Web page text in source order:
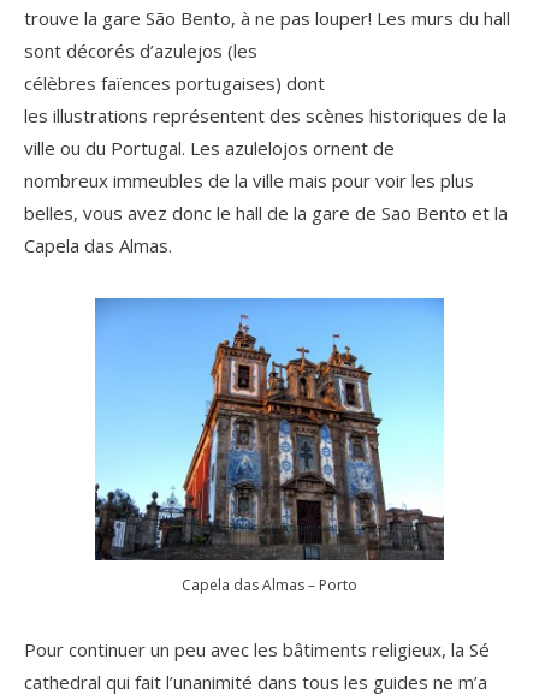
trouve la gare São Bento, à ne pas louper! Les murs du hall
sont décorés d’azulejos (les
célèbres faïences portugaises) dont
les illustrations représentent des scènes historiques de la
ville ou du Portugal. Les azulelojos ornent de
nombreux immeubles de la ville mais pour voir les plus
belles, vous avez donc le hall de la gare de Sao Bento et la
Capela das Almas.
Capela das Almas – Porto
Pour continuer un peu avec les bâtiments religieux, la Sé
cathedral qui fait l’unanimité dans tous les guides ne m’a